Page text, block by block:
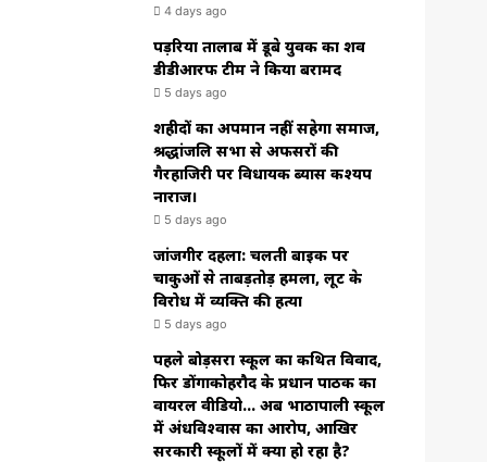
4 days ago
पड़रिया तालाब में डूबे युवक का शव
डीडीआरफ टीम ने किया बरामद
5 days ago
शहीदों का अपमान नहीं सहेगा समाज,
श्रद्धांजलि सभा से अफसरों की
गैरहाजिरी पर विधायक ब्यास कश्यप
नाराज।
5 days ago
जांजगीर दहला: चलती बाइक पर
चाकुओं से ताबड़तोड़ हमला, लूट के
विरोध में व्यक्ति की हत्या
5 days ago
पहले बोड़सरा स्कूल का कथित विवाद,
फिर डोंगाकोहरौद के प्रधान पाठक का
वायरल वीडियो… अब भाठापाली स्कूल
में अंधविश्वास का आरोप, आखिर
सरकारी स्कूलों में क्या हो रहा है?